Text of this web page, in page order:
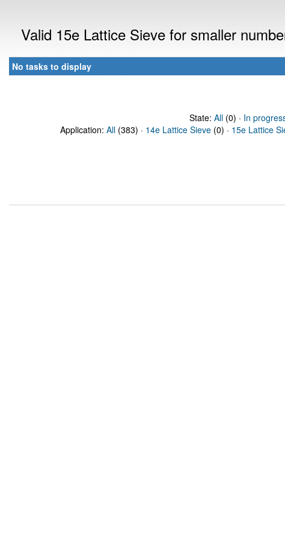
Valid 15e Lattice Sieve for smaller
No tasks to display
State: All(0) · In
Application: All (383) · 14e Lattice Sieve (0) · 15e Lattice